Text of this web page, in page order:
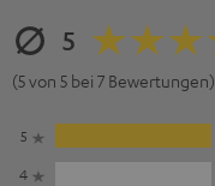
5
(5 von 5 bei 7 Bewertungen)
5
4